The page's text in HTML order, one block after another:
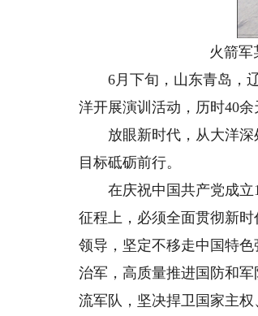
火箭军
6月下旬，山东青岛，辽
洋开展演训活动，历时40
放眼新时代，从大洋深
目标砥砺前行。
在庆祝中国共产党成立
征程上，必须全面贯彻新
领导，坚定不移走中国特
治军，高质量推进国防和
流军队，坚决捍卫国家主